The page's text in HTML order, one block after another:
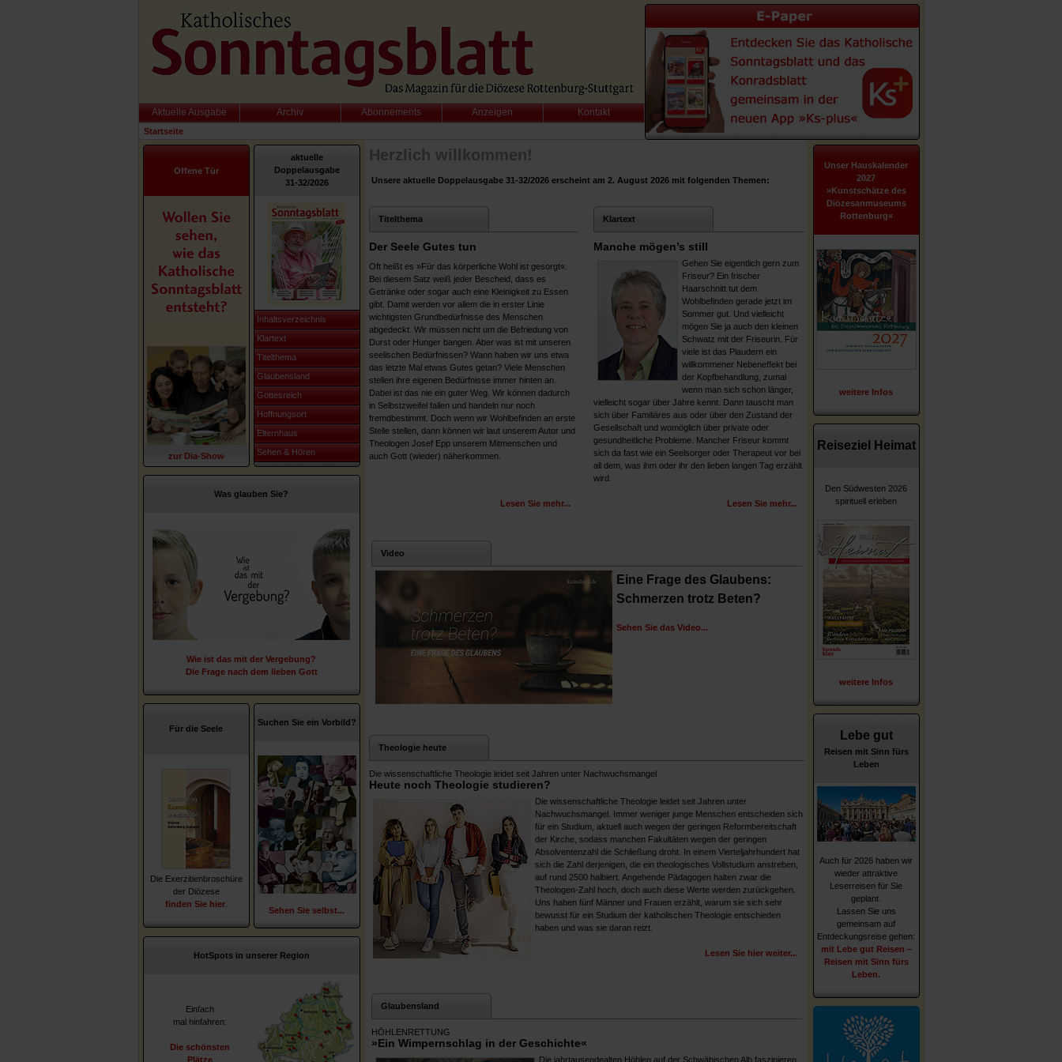
Aktuelle Ausgabe Archiv Abonnements Anzeigen Kontakt
Startseite
Offene Tür
zur Dia-Show
aktuelle
Doppelausgabe
31-32/2026
Inhaltsverzeichnis
Klartext
Titelthema
Glaubensland
Gottesreich
Hoffnungsort
Elternhaus
Sehen & Hören
Was glauben Sie?
Wie ist das mit der Vergebung?
Die Frage nach dem lieben Gott
Für die Seele
Die Exerzitienbroschüre
der Diözese
finden Sie hier.
Suchen Sie ein Vorbild?
Sehen Sie selbst...
HotSpots in unserer Region
Einfach
mal hinfahren:
Die schönsten
Plätze
Herzlich willkommen!
Unsere aktuelle Doppelausgabe 31-32/2026 erscheint am 2. August 2026 mit folgenden Themen:
Titelthema
Der Seele Gutes tun
Oft heißt es »Für das körperliche Wohl ist gesorgt«.
Bei diesem Satz weiß jeder Bescheid, dass es
Getränke oder sogar auch eine Kleinigkeit zu Essen
gibt. Damit werden vor allem die in erster Linie
wichtigsten Grundbedürfnisse des Menschen
abgedeckt. Wir müssen nicht um die Befriedung von
Durst oder Hunger bangen. Aber was ist mit unseren
seelischen Bedürfnissen? Wann haben wir uns etwa
das letzte Mal etwas Gutes getan? Viele Menschen
stellen ihre eigenen Bedürfnisse immer hinten an.
Dabei ist das nie ein guter Weg. Wir können dadurch
in Selbstzweifel fallen und handeln nur noch
fremdbestimmt. Doch wenn wir Wohlbefinden an erste
Stelle stellen, dann können wir laut unserem Autor und
Theologen Josef Epp unserem Mitmenschen und
auch Gott (wieder) näherkommen.
Klartext
Manche mögen’s still
Gehen Sie eigentlich gern zum
Friseur? Ein frischer
Haarschnitt tut dem
Wohlbefinden gerade jetzt im
Sommer gut. Und vielleicht
mögen Sie ja auch den kleinen
Schwatz mit der Friseurin. Für
viele ist das Plaudern ein
willkommener Nebeneffekt bei
der Kopfbehandlung, zumal
wenn man sich schon länger,
vielleicht sogar über Jahre kennt. Dann tauscht man
sich über Familiäres aus oder über den Zustand der
Gesellschaft und womöglich über private oder
gesundheitliche Probleme. Mancher Friseur kommt
sich da fast wie ein Seelsorger oder Therapeut vor bei
all dem, was ihm oder ihr den lieben langen Tag erzählt
wird.
Lesen Sie mehr... Lesen Sie mehr...
Video
Eine Frage des Glaubens:
Schmerzen trotz Beten?
Sehen Sie das Video...
Theologie heute
Die wissenschaftliche Theologie leidet seit Jahren unter Nachwuchsmangel
Heute noch Theologie studieren?
Die wissenschaftliche Theologie leidet seit Jahren unter
Nachwuchsmangel. Immer weniger junge Menschen entscheiden sich
für ein Studium, aktuell auch wegen der geringen Reformbereitschaft
der Kirche, sodass manchen Fakultäten wegen der geringen
Absolventenzahl die Schließung droht. In einem Vierteljahrhundert hat
sich die Zahl derjenigen, die ein theologisches Vollstudium anstreben,
auf rund 2500 halbiert. Angehende Pädagogen halten zwar die
Theologen-Zahl hoch, doch auch diese Werte werden zurückgehen.
Uns haben fünf Männer und Frauen erzählt, warum sie sich sehr
bewusst für ein Studium der katholischen Theologie entschieden
haben und was sie daran reizt.
Lesen Sie hier weiter...
Glaubensland
HÖHLENRETTUNG
»Ein Wimpernschlag in der Geschichte«
Die jahrtausendealten Höhlen auf der Schwäbischen Alb faszinieren
Unser Hauskalender
2027
»Kunstschätze des
Diözesanmuseums
Rottenburg«
weitere Infos
Reiseziel Heimat
Den Südwesten 2026
spirituell erleben
weitere Infos
Lebe gut
Reisen mit Sinn fürs
Leben
Auch für 2026 haben wir
wieder attraktive
Leserreisen für Sie
geplant.
Lassen Sie uns
gemeinsam auf
Entdeckungsreise gehen:
mit Lebe gut Reisen –
Reisen mit Sinn fürs
Leben.